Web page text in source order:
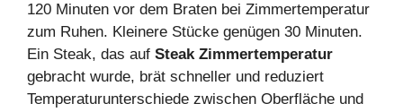
120 Minuten vor dem Braten bei Zimmertemperatur
zum Ruhen. Kleinere Stücke genügen 30 Minuten.
Ein Steak, das auf Steak Zimmertemperatur
gebracht wurde, brät schneller und reduziert
Temperaturunterschiede zwischen Oberfläche und